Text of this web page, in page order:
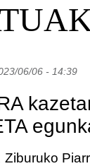
06/06 - 14:39